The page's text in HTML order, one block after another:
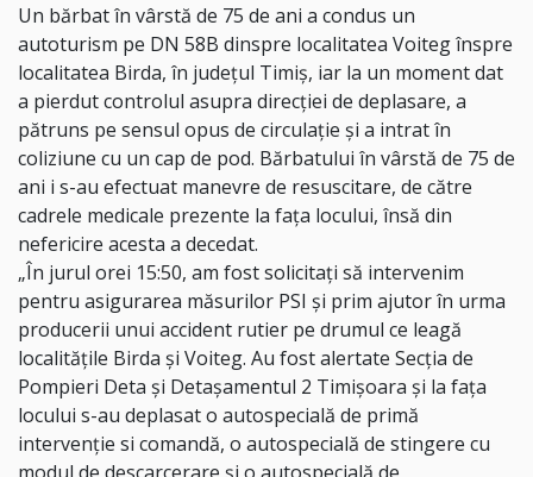
Un bărbat în vârstă de 75 de ani a condus un
autoturism pe DN 58B dinspre localitatea Voiteg înspre
localitatea Birda, în județul Timiș, iar la un moment dat
a pierdut controlul asupra direcției de deplasare, a
pătruns pe sensul opus de circulație și a intrat în
coliziune cu un cap de pod. Bărbatului în vârstă de 75 de
ani i s-au efectuat manevre de resuscitare, de către
cadrele medicale prezente la fața locului, însă din
nefericire acesta a decedat.
„În jurul orei 15:50, am fost solicitați să intervenim
pentru asigurarea măsurilor PSI și prim ajutor în urma
producerii unui accident rutier pe drumul ce leagă
localitățile Birda și Voiteg. Au fost alertate Secția de
Pompieri Deta și Detașamentul 2 Timișoara și la fața
locului s-au deplasat o autospecială de primă
intervenție si comandă, o autospecială de stingere cu
modul de descarcerare și o autospecială de